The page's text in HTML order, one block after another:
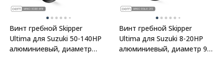
Винт гребной Skipper
Ultima для Suzuki 50-140HP
алюминиевый, диаметр
Винт гребной Skipper
Ultima для Suzuki 8-20HP
алюминиевый, диаметр 9